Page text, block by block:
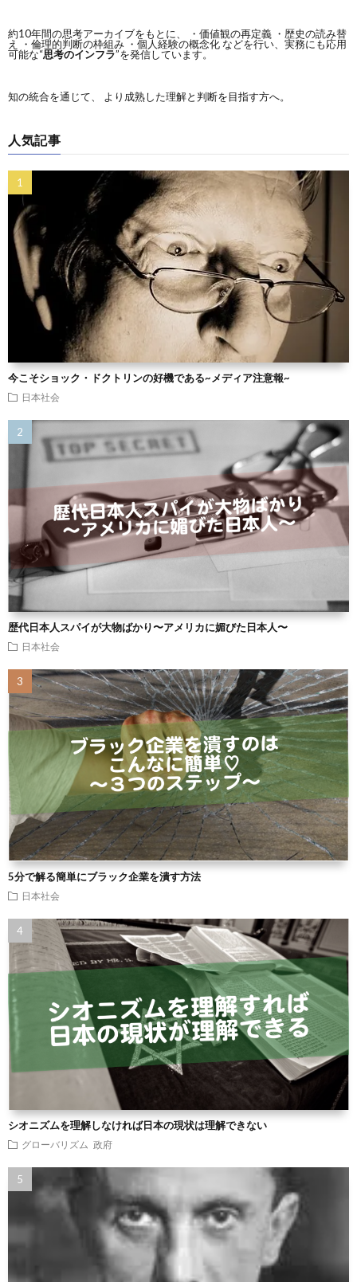
約10年間の思考アーカイブをもとに、 ・価値観の再定義 ・歴史の読み替
え ・倫理的判断の枠組み ・個人経験の概念化 などを行い、実務にも応用
可能な“思考のインフラ”を発信しています。
知の統合を通じて、 より成熟した理解と判断を目指す方へ。
人気記事
今こそショック・ドクトリンの好機である~メディア注意報~
日本社会
歴代日本人スパイが大物ばかり〜アメリカに媚びた日本人〜
日本社会
5分で解る簡単にブラック企業を潰す方法
日本社会
シオニズムを理解しなければ日本の現状は理解できない
グローバリズム 政府